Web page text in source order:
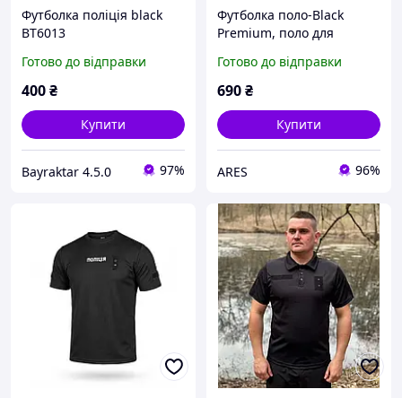
Футболка поліція black
ВТ6013
Готово до відправки
400₴
Купити
Bayraktar 4.5.0 97%
Футболка поло-Black
Premium, поло для
поло з місцем під жетон
Готово до відправки
690₴
Купити
ARES 96%